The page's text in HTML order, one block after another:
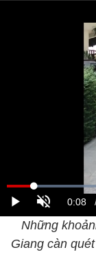
Những
Giang càn